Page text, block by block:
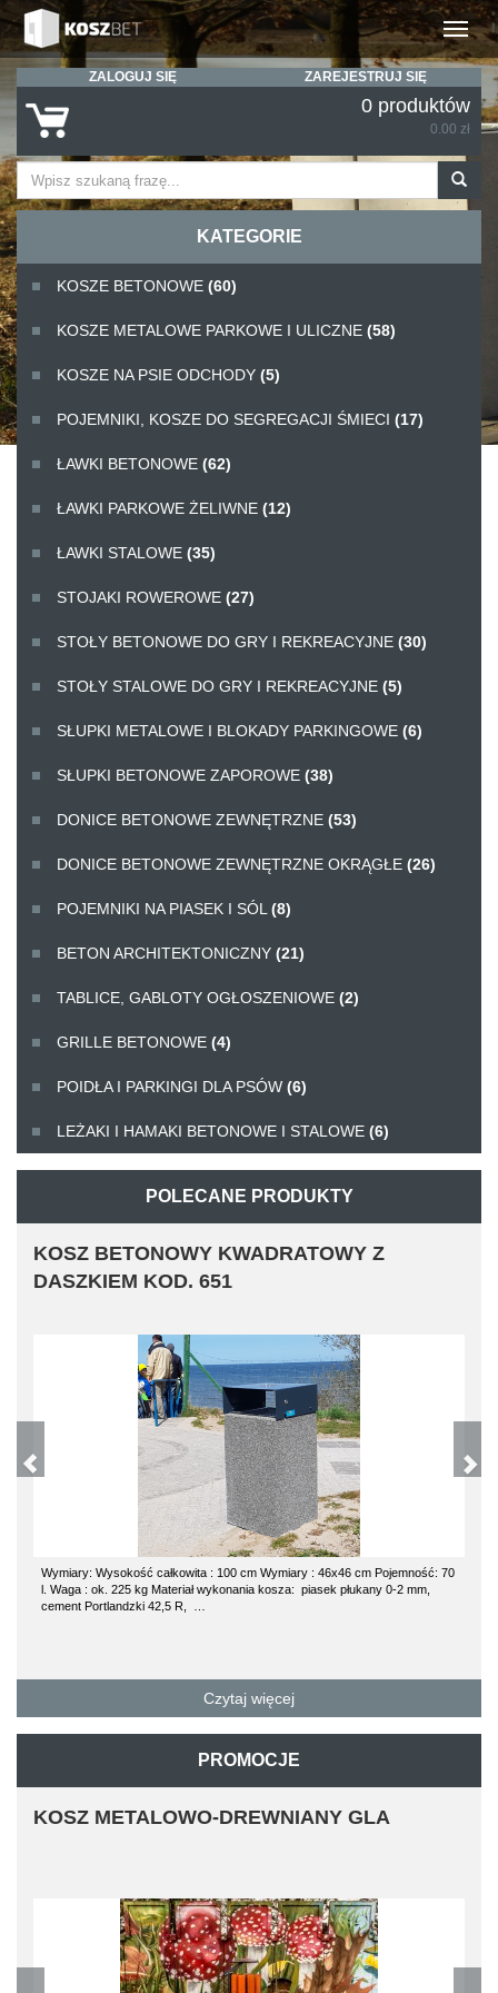
Rozwiń
ZALOGUJ SIĘ ZAREJESTRUJ SIĘ
0 produktów
0.00 zł
KATEGORIE
KOSZE BETONOWE (60)
KOSZE METALOWE PARKOWE I ULICZNE (58)
KOSZE NA PSIE ODCHODY (5)
POJEMNIKI, KOSZE DO SEGREGACJI ŚMIECI (17)
ŁAWKI BETONOWE (62)
ŁAWKI PARKOWE ŻELIWNE (12)
ŁAWKI STALOWE (35)
STOJAKI ROWEROWE (27)
STOŁY BETONOWE DO GRY I REKREACYJNE (30)
STOŁY STALOWE DO GRY I REKREACYJNE (5)
SŁUPKI METALOWE I BLOKADY PARKINGOWE (6)
SŁUPKI BETONOWE ZAPOROWE (38)
DONICE BETONOWE ZEWNĘTRZNE (53)
DONICE BETONOWE ZEWNĘTRZNE OKRĄGŁE (26)
POJEMNIKI NA PIASEK I SÓL (8)
BETON ARCHITEKTONICZNY (21)
TABLICE, GABLOTY OGŁOSZENIOWE (2)
GRILLE BETONOWE (4)
POIDŁA I PARKINGI DLA PSÓW (6)
LEŻAKI I HAMAKI BETONOWE I STALOWE (6)
POLECANE PRODUKTY
KOSZ BETONOWY KWADRATOWY Z
DASZKIEM KOD. 651
Wymiary: Wysokość całkowita : 100 cm Wymiary : 46x46 cm Pojemność: 70
l. Waga : ok. 225 kg Materiał wykonania kosza: piasek płukany 0-2 mm,
cement Portlandzki 42,5 R, …
Czytaj więcej
PROMOCJE
KOSZ METALOWO-DREWNIANY GLA